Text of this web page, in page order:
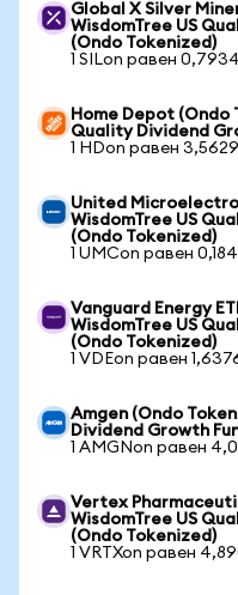
Global X Silver
WisdomTree US
(Ondo Tokenized)
1 SILon равен
Home Depot (Ondo
Quality Dividend
1 HDon равен
United
WisdomTree US
(Ondo Tokenized)
1 UMCon равен
Vanguard Energy
WisdomTree US
(Ondo Tokenized)
1 VDEon равен
Amgen (Ondo
Dividend Growth
1 AMGNon равен
Vertex
WisdomTree US
(Ondo Tokenized)
1 VRTXon равен